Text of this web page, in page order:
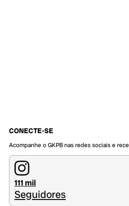
CONECTE-SE
Acompanhe o GKPB nas redes sociais e
111 mil
Seguidores